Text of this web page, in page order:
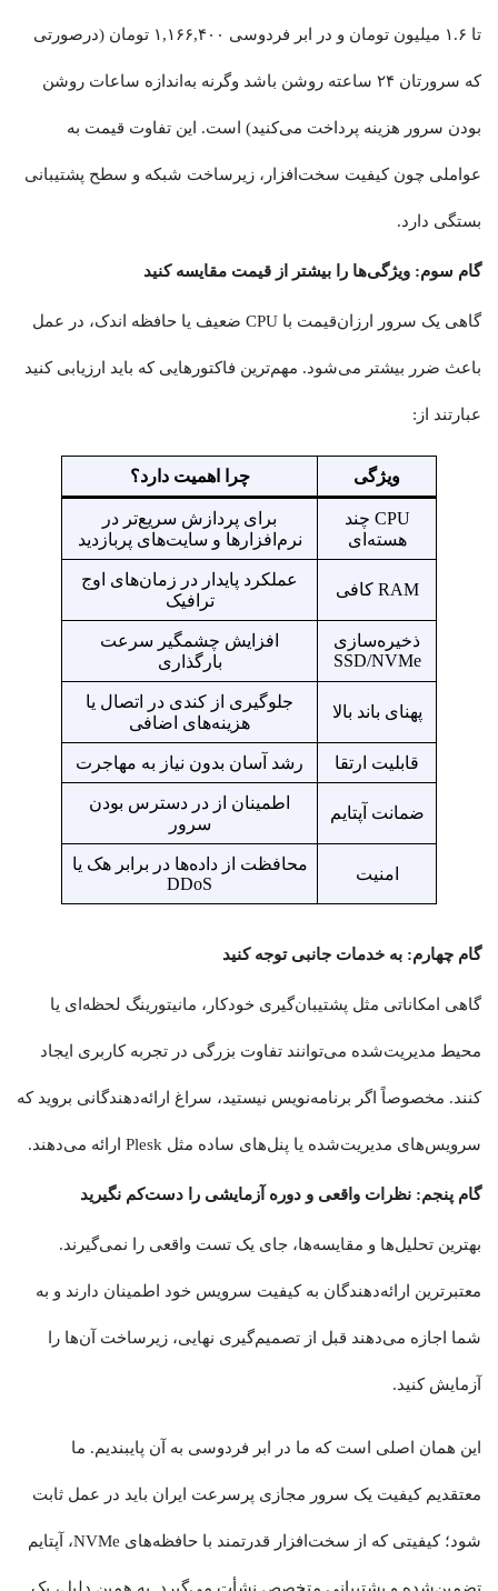
تا ۱.۶ میلیون تومان و در ابر فردوسی ۱,۱۶۶,۴۰۰ تومان (درصورتی
که سرورتان ۲۴ ساعته روشن باشد وگرنه به‌اندازه ساعات روشن
بودن سرور هزینه پرداخت می‌کنید) است. این تفاوت قیمت به
عواملی چون کیفیت سخت‌افزار، زیرساخت شبکه و سطح پشتیبانی
بستگی دارد.
گام سوم: ویژگی‌ها را بیشتر از قیمت مقایسه کنید
گاهی یک سرور ارزان‌قیمت با CPU ضعیف یا حافظه اندک،‌ در عمل
باعث ضرر بیشتر می‌شود. مهم‌ترین فاکتورهایی که باید ارزیابی کنید
عبارتند از:
ویژگی چرا اهمیت دارد؟
CPU چند
هسته‌ای
برای پردازش سریع‌تر در
نرم‌افزارها و سایت‌های پربازدید
RAM کافی
عملکرد پایدار در زمان‌های اوج
ترافیک
ذخیره‌سازی
SSD/NVMe
افزایش چشمگیر سرعت
بارگذاری
پهنای باند بالا
جلوگیری از کندی در اتصال یا
هزینه‌های اضافی
قابلیت ارتقا رشد آسان بدون نیاز به مهاجرت
ضمانت آپتایم
اطمینان از در دسترس بودن
سرور
امنیت
محافظت از داده‌ها در برابر هک یا
DDoS
گام چهارم: به خدمات جانبی توجه کنید
گاهی امکاناتی مثل پشتیبان‌گیری خودکار، مانیتورینگ لحظه‌ای یا
محیط مدیریت‌شده می‌توانند تفاوت بزرگی در تجربه کاربری ایجاد
کنند. مخصوصاً اگر برنامه‌نویس نیستید، سراغ ارائه‌دهندگانی بروید که
سرویس‌های مدیریت‌شده یا پنل‌های ساده مثل Plesk ارائه می‌دهند.
گام پنجم: نظرات واقعی و دوره آزمایشی را دست‌کم نگیرید
بهترین تحلیل‌ها و مقایسه‌ها، جای یک تست واقعی را نمی‌گیرند.
معتبرترین ارائه‌دهندگان به کیفیت سرویس خود اطمینان دارند و به
شما اجازه می‌دهند قبل از تصمیم‌گیری نهایی، زیرساخت آن‌ها را
آزمایش کنید.
این همان اصلی است که ما در ابر فردوسی به آن پایبندیم. ما
معتقدیم کیفیت یک سرور مجازی پرسرعت ایران باید در عمل ثابت
شود؛ کیفیتی که از سخت‌افزار قدرتمند با حافظه‌های NVMe، آپتایم